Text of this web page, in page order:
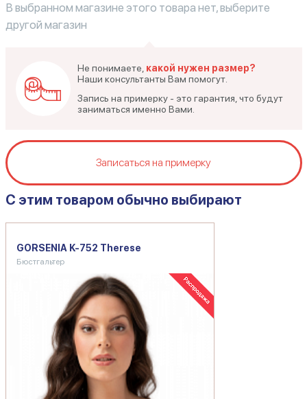
В выбранном магазине этого товара нет, выберите
другой магазин
Не понимаете, какой нужен размер?
Наши консультанты Вам помогут.
Запись на примерку - это гарантия, что будут
заниматься именно Вами.
Записаться на примерку
C этим товаром обычно выбирают
GORSENIA K-752 Therese
Бюстгальтер